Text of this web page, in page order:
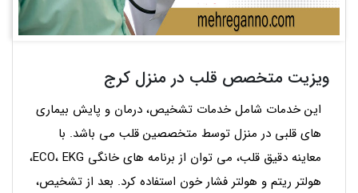
ویزیت متخصص قلب در منزل کرج
این خدمات شامل خدمات تشخیص، درمان و پایش بیماری
های قلبی در منزل توسط متخصصین قلب می باشد. با
معاینه دقیق قلب، می توان از برنامه های خانگی ECO، EKG،
هولتر ریتم و هولتر فشار خون استفاده کرد. بعد از تشخیص،